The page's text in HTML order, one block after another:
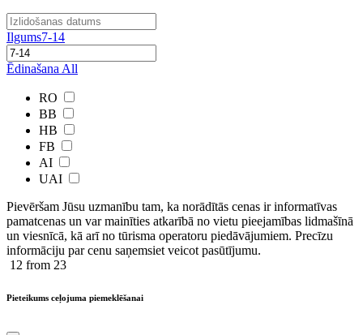
Ilgums7-14
Ēdinašana All
RO
BB
HB
FB
AI
UAI
Pievēršam Jūsu uzmanību tam, ka norādītās cenas ir ​informatīvas ​
pamatcenas un var mainīties atkarībā ​no ​vietu pieejamības lidmašīnā
un viesnīcā, kā arī no tūrisma operatoru piedāvājumiem. Precīzu
informāciju par cenu saņemsiet veicot pasūtījumu.
12 from 23
Pieteikums ceļojuma piemeklēšanai